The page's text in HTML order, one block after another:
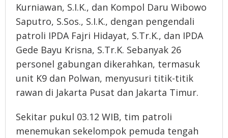
Kurniawan, S.I.K., dan Kompol Daru Wibowo
Saputro, S.Sos., S.I.K., dengan pengendali
patroli IPDA Fajri Hidayat, S.Tr.K., dan IPDA
Gede Bayu Krisna, S.Tr.K. Sebanyak 26
personel gabungan dikerahkan, termasuk
unit K9 dan Polwan, menyusuri titik-titik
rawan di Jakarta Pusat dan Jakarta Timur.
Sekitar pukul 03.12 WIB, tim patroli
menemukan sekelompok pemuda tengah